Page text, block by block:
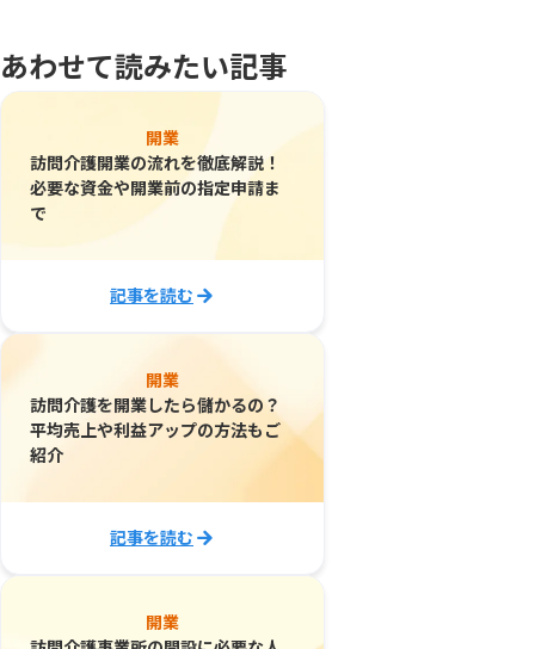
あわせて読みたい記事
開業
訪問介護開業の流れを徹底解説！
必要な資金や開業前の指定申請ま
で
記事を読む
開業
訪問介護を開業したら儲かるの？
平均売上や利益アップの方法もご
紹介
記事を読む
開業